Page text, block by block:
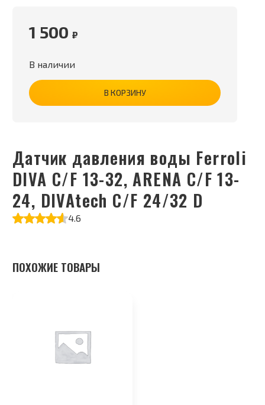
Датчик давления воды Ferroli
DIVA C/F 13-32, ARENA C/F 13-
24, DIVAtech C/F 24/32 D
4.6
1 500 ₽
В наличии
В КОРЗИНУ
ПОХОЖИЕ ТОВАРЫ